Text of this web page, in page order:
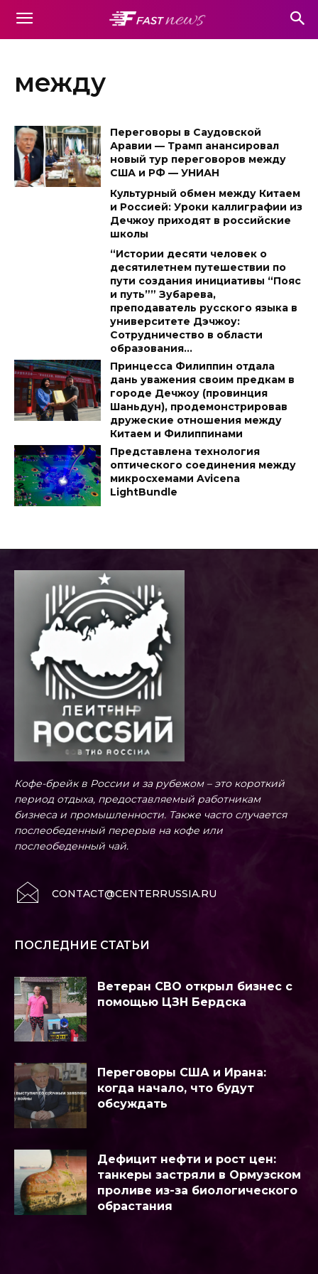
между
Переговоры в Саудовской
Аравии — Трамп анансировал
новый тур переговоров между
США и РФ — УНИАН
Культурный обмен между Китаем
и Россией: Уроки каллиграфии из
Дечжоу приходят в российские
школы
“Истории десяти человек о
десятилетнем путешествии по
пути создания инициативы “Пояс
и путь”” Зубарева,
преподаватель русского языка в
университете Дэчжоу:
Сотрудничество в области
образования...
Принцесса Филиппин отдала
дань уважения своим предкам в
городе Дечжоу (провинция
Шаньдун), продемонстрировав
дружеские отношения между
Китаем и Филиппинами
Представлена технология
оптического соединения между
микросхемами Avicena
LightBundle
Кофе-брейк в России и за рубежом – это короткий
период отдыха, предоставляемый работникам
бизнеса и промышленности. Также часто случается
послеобеденный перерыв на кофе или
послеобеденный чай.
CONTACT@CENTERRUSSIA.RU
ПОСЛЕДНИЕ СТАТЬИ
Ветеран СВО открыл бизнес с
помощью ЦЗН Бердска
Переговоры США и Ирана:
когда начало, что будут
обсуждать
Дефицит нефти и рост цен:
танкеры застряли в Ормузском
проливе из-за биологического
обрастания